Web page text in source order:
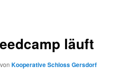
läuft
vonKooperative Schloss Gersdorf